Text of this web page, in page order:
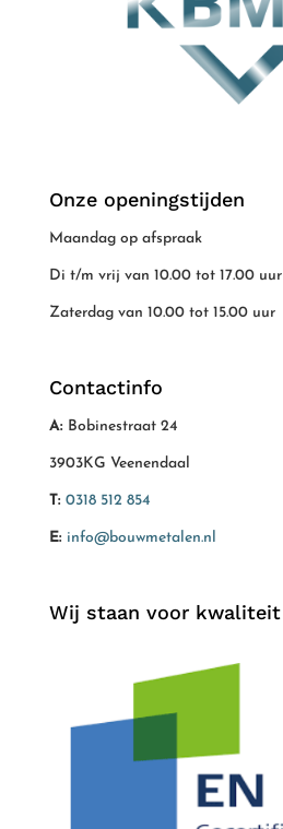
Onze openingstijden
Maandag op afspraak
Di t/m vrij van 10.00 tot 17.00 uur
Zaterdag van 10.00 tot 15.00 uur
Contactinfo
A: Bobinestraat 24
3903KG Veenendaal
T: 0318 512 854
E: info@bouwmetalen.nl
Wij staan voor kwaliteit